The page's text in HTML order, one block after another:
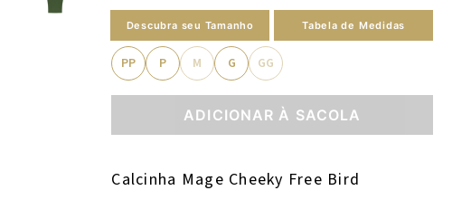
Descubra seu Tamanho Tabela de Medidas
PP P M G GG
ADICIONAR À SACOLA
Calcinha Mage Cheeky Free Bird